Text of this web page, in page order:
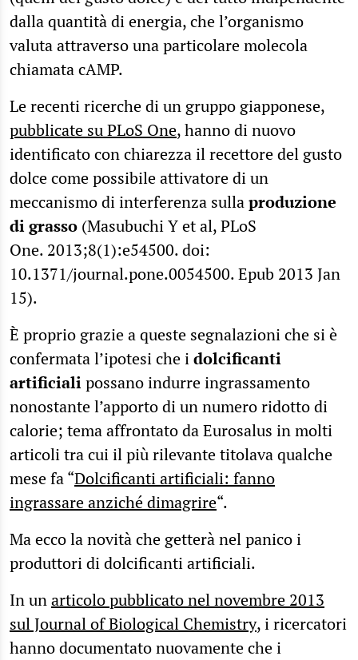
dalla quantità di energia, che l’organismo
valuta attraverso una particolare molecola
chiamata cAMP.
Le recenti ricerche di un gruppo giapponese,
pubblicate su PLoS One, hanno di nuovo
identificato con chiarezza il recettore del gusto
dolce come possibile attivatore di un
meccanismo di interferenza sullaproduzione
di grasso (Masubuchi Y et al, PLoS
One. 2013;8(1):e54500. doi:
10.1371/journal.pone.0054500. Epub 2013 Jan
15).
È proprio grazie a queste segnalazioni che si è
confermata l’ipotesi che idolcificanti
artificialipossano indurre ingrassamento
nonostante l’apporto di un numero ridotto di
calorie; tema affrontato da Eurosalus in molti
articoli tra cui il più rilevante titolava qualche
mese fa “Dolcificanti artificiali: fanno
ingrassare anziché dimagrire“.
Ma ecco la novità che getterà nel panico i
produttori di dolcificanti artificiali.
In unarticolo pubblicato nel novembre 2013
sul Journal of Biological Chemistry, i ricercatori
hanno documentato nuovamente che i